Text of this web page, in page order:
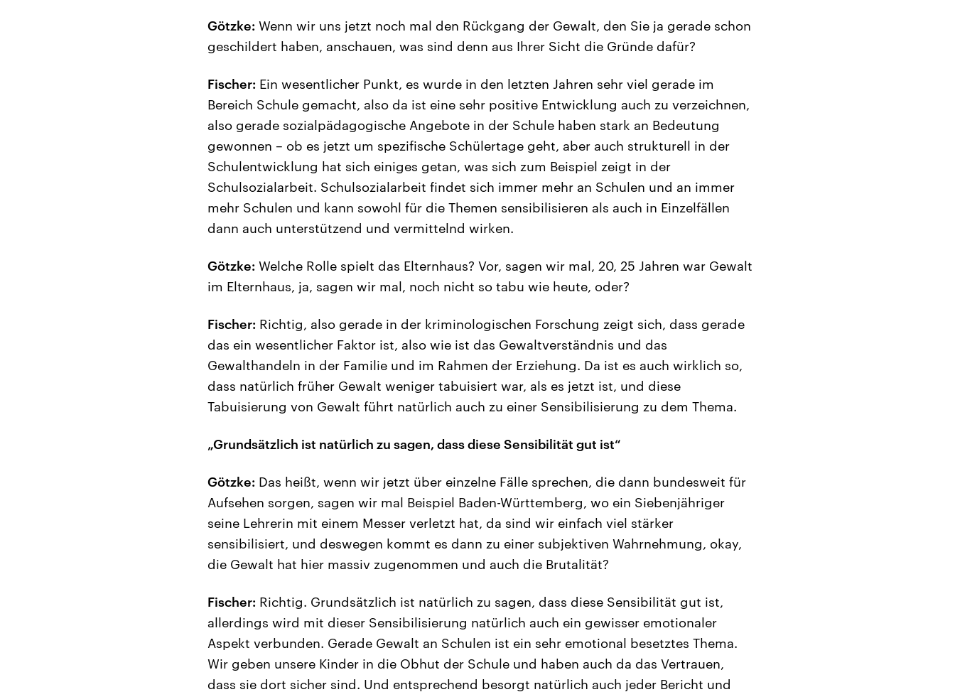
Götzke: Wenn wir uns jetzt noch mal den Rückgang der Gewalt, den Sie ja gerade schon
geschildert haben, anschauen, was sind denn aus Ihrer Sicht die Gründe dafür?
Fischer: Ein wesentlicher Punkt, es wurde in den letzten Jahren sehr viel gerade im
Bereich Schule gemacht, also da ist eine sehr positive Entwicklung auch zu verzeichnen,
also gerade sozialpädagogische Angebote in der Schule haben stark an Bedeutung
gewonnen – ob es jetzt um spezifische Schülertage geht, aber auch strukturell in der
Schulentwicklung hat sich einiges getan, was sich zum Beispiel zeigt in der
Schulsozialarbeit. Schulsozialarbeit findet sich immer mehr an Schulen und an immer
mehr Schulen und kann sowohl für die Themen sensibilisieren als auch in Einzelfällen
dann auch unterstützend und vermittelnd wirken.
Götzke: Welche Rolle spielt das Elternhaus? Vor, sagen wir mal, 20, 25 Jahren war Gewalt
im Elternhaus, ja, sagen wir mal, noch nicht so tabu wie heute, oder?
Fischer: Richtig, also gerade in der kriminologischen Forschung zeigt sich, dass gerade
das ein wesentlicher Faktor ist, also wie ist das Gewaltverständnis und das
Gewalthandeln in der Familie und im Rahmen der Erziehung. Da ist es auch wirklich so,
dass natürlich früher Gewalt weniger tabuisiert war, als es jetzt ist, und diese
Tabuisierung von Gewalt führt natürlich auch zu einer Sensibilisierung zu dem Thema.
„Grundsätzlich ist natürlich zu sagen, dass diese Sensibilität gut ist“
Götzke: Das heißt, wenn wir jetzt über einzelne Fälle sprechen, die dann bundesweit für
Aufsehen sorgen, sagen wir mal Beispiel Baden-Württemberg, wo ein Siebenjähriger
seine Lehrerin mit einem Messer verletzt hat, da sind wir einfach viel stärker
sensibilisiert, und deswegen kommt es dann zu einer subjektiven Wahrnehmung, okay,
die Gewalt hat hier massiv zugenommen und auch die Brutalität?
Fischer: Richtig. Grundsätzlich ist natürlich zu sagen, dass diese Sensibilität gut ist,
allerdings wird mit dieser Sensibilisierung natürlich auch ein gewisser emotionaler
Aspekt verbunden. Gerade Gewalt an Schulen ist ein sehr emotional besetztes Thema.
Wir geben unsere Kinder in die Obhut der Schule und haben auch da das Vertrauen,
dass sie dort sicher sind. Und entsprechend besorgt natürlich auch jeder Bericht und